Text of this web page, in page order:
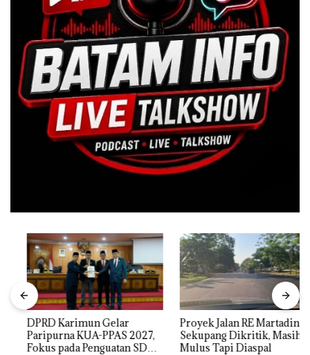
DPRD Karimun Gelar
Paripurna KUA-PPAS 2027,
Fokus pada Penguatan SDM,
Proyek Jalan RE Martadinata
Sekupang Dikritik, Masih
Mulus Tapi Diaspal